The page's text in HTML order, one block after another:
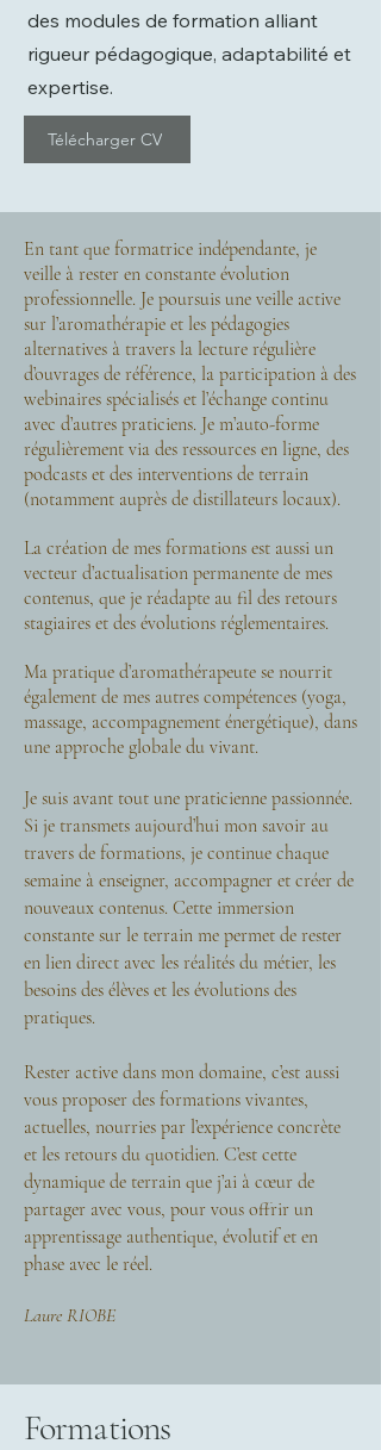
des modules de formation alliant
rigueur pédagogique, adaptabilité et
expertise.
Télécharger CV
En tant que formatrice indépendante, je
veille à rester en constante évolution
professionnelle. Je poursuis une veille active
sur l’aromathérapie et les pédagogies
alternatives à travers la lecture régulière
d’ouvrages de référence, la participation à des
webinaires spécialisés et l’échange continu
avec d’autres praticiens. Je m’auto-forme
régulièrement via des ressources en ligne, des
podcasts et des interventions de terrain
(notamment auprès de distillateurs locaux).
La création de mes formations est aussi un
vecteur d’actualisation permanente de mes
contenus, que je réadapte au fil des retours
stagiaires et des évolutions réglementaires.
Ma pratique d’aromathérapeute se nourrit
également de mes autres compétences (yoga,
massage, accompagnement énergétique), dans
une approche globale du vivant.
Je suis avant tout une praticienne passionnée.
Si je transmets aujourd’hui mon savoir au
travers de formations, je continue chaque
semaine à enseigner, accompagner et créer de
nouveaux contenus. Cette immersion
constante sur le terrain me permet de rester
en lien direct avec les réalités du métier, les
besoins des élèves et les évolutions des
pratiques.
Rester active dans mon domaine, c’est aussi
vous proposer des formations vivantes,
actuelles, nourries par l’expérience concrète
et les retours du quotidien. C’est cette
dynamique de terrain que j’ai à cœur de
partager avec vous, pour vous offrir un
apprentissage authentique, évolutif et en
phase avec le réel.
Laure RIOBE
Formations